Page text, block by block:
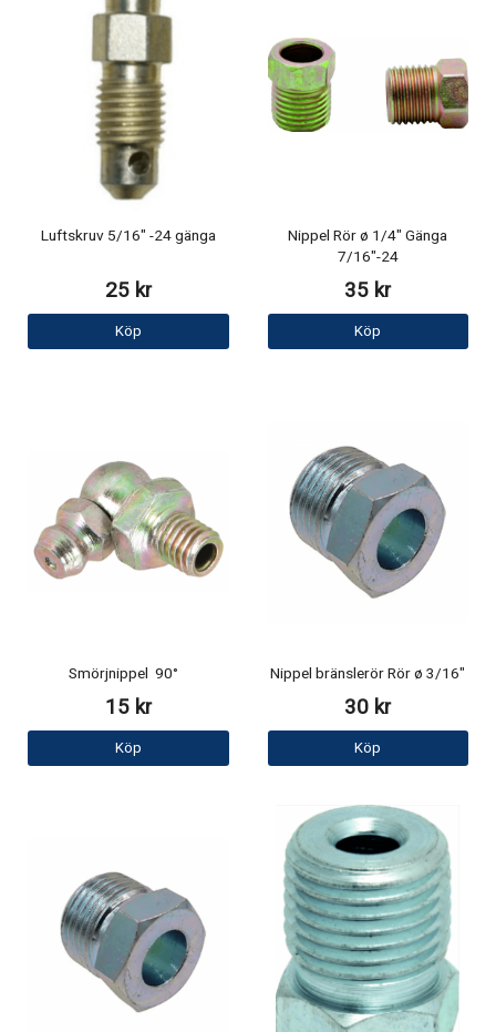
Luftskruv 5/16" -24 gänga
25 kr
Köp
Nippel Rör ø 1/4" Gänga
7/16"-24
35 kr
Köp
Smörjnippel 90°
15 kr
Köp
Nippel bränslerör Rör ø 3/16"
30 kr
Köp